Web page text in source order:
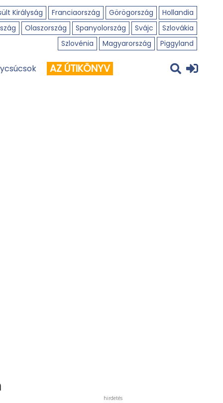
Királyság Franciaország Görögország
Hollandia
Olaszország Spanyolország Svájc
Szlovákia
Szlovénia
Magyarország Piggyland
AZ ÚTIKÖNYV
hirdetés